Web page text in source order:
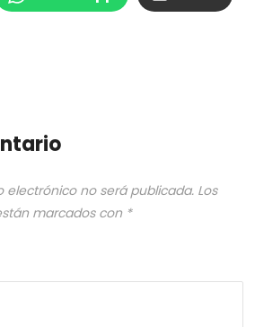
electrónico no será publicada. Los
marcados con *